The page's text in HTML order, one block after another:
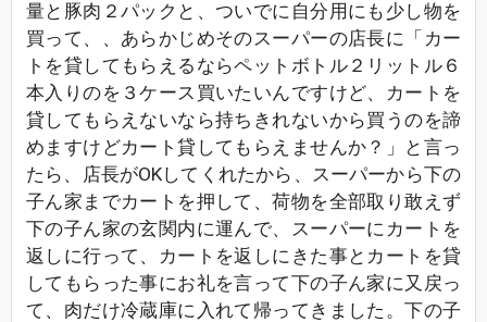
量と豚肉２パックと、ついでに自分用にも少し物を
買って、、あらかじめそのスーパーの店長に「カー
トを貸してもらえるならペットボトル２リットル６
本入りのを３ケース買いたいんですけど、カートを
貸してもらえないなら持ちきれないから買うのを諦
めますけどカート貸してもらえませんか？」と言っ
たら、店長がOKしてくれたから、スーパーから下の
子ん家までカートを押して、荷物を全部取り敢えず
下の子ん家の玄関内に運んで、スーパーにカートを
返しに行って、カートを返しにきた事とカートを貸
してもらった事にお礼を言って下の子ん家に又戻っ
て、肉だけ冷蔵庫に入れて帰ってきました。下の子